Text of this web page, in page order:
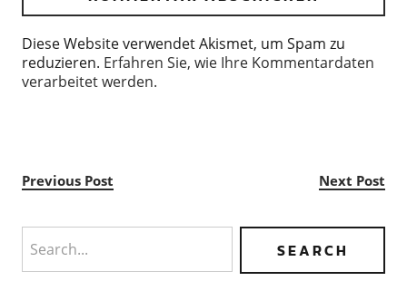
Diese Website verwendet Akismet, um Spam zu
reduzieren. Erfahren Sie, wie Ihre Kommentardaten
verarbeitet werden.
Previous Post Next Post